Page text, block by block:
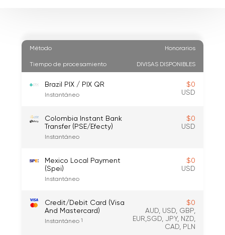
Método Honorarios
Tiempo de procesamiento DIVISAS DISPONIBLES
Brazil PIX / PIX QR
Instantáneo
$0
USD
Colombia Instant Bank
Transfer (PSE/Efecty)
Instantáneo
$0
USD
Mexico Local Payment
(Spei)
Instantáneo
$0
USD
Credit/Debit Card (Visa
And Mastercard)
Instantáneo 1
$0
AUD, USD, GBP,
EUR,SGD, JPY, NZD,
CAD, PLN